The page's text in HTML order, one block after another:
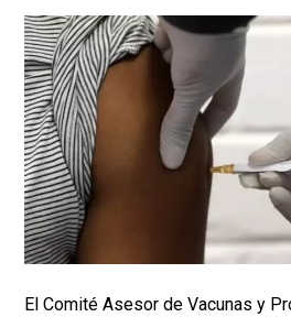
El Comité Asesor de Vacunas y